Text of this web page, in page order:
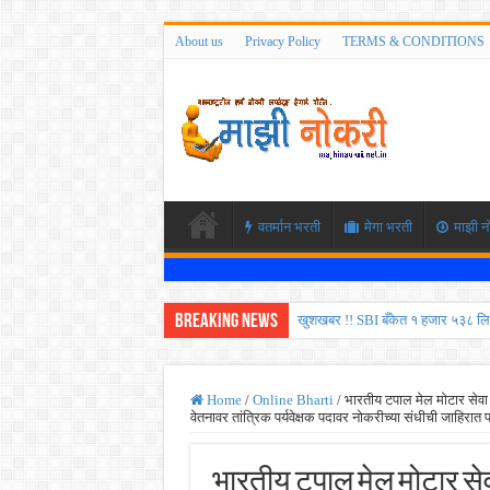
About us Privacy Policy TERMS & CONDITIONS
वतर्मान भरती मेगा भरती माझी
Breaking News खुशखबर !! SBI बँकेत १ हजार ५३८
ISRO मध्ये ३३६ रिक्त पदांची भरती
सरकारी नोकरीची संधी ! पुणे जिल्हा
JEE च्या परीक्षेप्रमाणे NEET ची
Home / Online Bharti / भारतीय टपाल मेल मोटार
वेतनावर तांत्रिक पर्यवेक्षक पदावर नोकरीच्या संधीची जाहिरात
भारतीय टपाल मेल मोटार